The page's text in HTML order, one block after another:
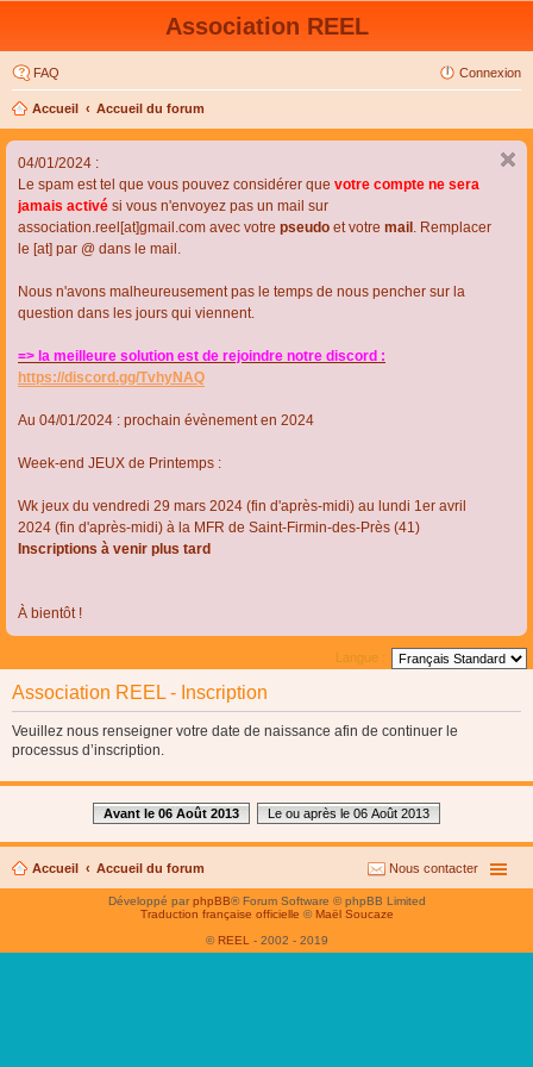
Association REEL
FAQ Connexion
Accueil Accueil du forum
04/01/2024 :
Le spam est tel que vous pouvez considérer que votre compte ne sera
jamais activé si vous n'envoyez pas un mail sur
association.reel[at]gmail.com avec votre pseudo et votre mail . Remplacer
le [at] par @ dans le mail.
Nous n'avons malheureusement pas le temps de nous pencher sur la
question dans les jours qui viennent.
=> la meilleure solution est de rejoindre notre discord :
https://discord.gg/TvhyNAQ
Au 04/01/2024 : prochain évènement en 2024
Week-end JEUX de Printemps :
Wk jeux du vendredi 29 mars 2024 (fin d'après-midi) au lundi 1er avril
2024 (fin d'après-midi) à la MFR de Saint-Firmin-des-Près (41)
Inscriptions à venir plus tard
À bientôt !
Langue :
Association REEL - Inscription
Veuillez nous renseigner votre date de naissance afin de continuer le
processus d’inscription.
Avant le 06 Août 2013 Le ou après le 06 Août 2013
Accueil Accueil du forum Nous contacter
Développé parphpBB® Forum Software © phpBB Limited
Traduction française officielle © Maël Soucaze
© REEL - 2002 - 2019